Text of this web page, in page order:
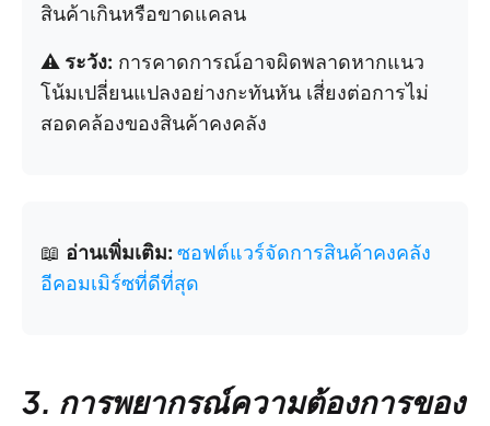
สินค้าเกินหรือขาดแคลน
⚠️ ระวัง: การคาดการณ์อาจผิดพลาดหากแนว
โน้มเปลี่ยนแปลงอย่างกะทันหัน เสี่ยงต่อการไม่
สอดคล้องของสินค้าคงคลัง
📖 อ่านเพิ่มเติม: ซอฟต์แวร์จัดการสินค้าคงคลัง
อีคอมเมิร์ซที่ดีที่สุด
3. การพยากรณ์ความต้องการของ